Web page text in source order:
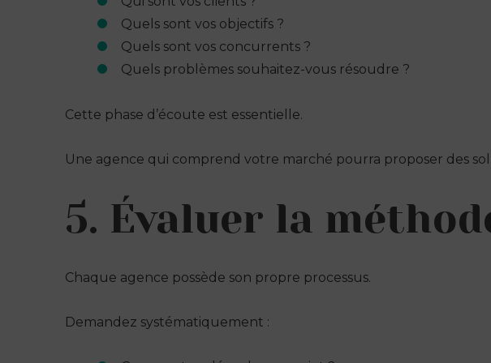
Quels sont vos objectifs ?
Quels sont vos concurrents ?
Quels problèmes souhaitez-vous résoudre ?
Cette phase d’écoute est essentielle.
Une agence qui comprend votre marché pourra proposer des
5. Évaluer la
Chaque agence possède son propre processus.
Demandez systématiquement :